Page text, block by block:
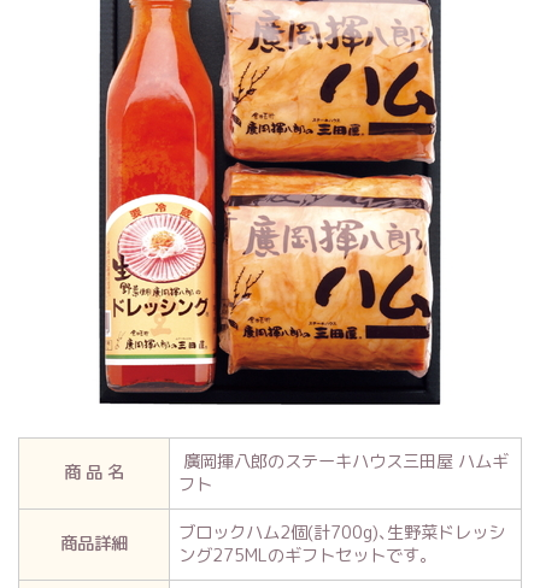
商 品 名
廣岡揮八郎のステーキハウス三田屋 ハムギ
フト
商品詳細
ブロックハム2個(計700g)､生野菜ドレッシ
ング275MLのギフトセットです。